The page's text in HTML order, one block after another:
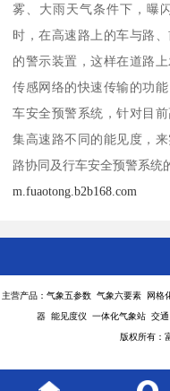
雾、大雨天气条件下，曝
时，在高速路上的车与路
的警示装置，这样在道路
传感网络的快速传输的功
车安全预警系统，针对目
集高速路不同的能见度，
路协同及行车安全预警系统
m.fuaotong.b2b168.com
主营产品：气象五参数 气象六要素 网格
器 能见度仪 一体化气象站 交
版权所有：